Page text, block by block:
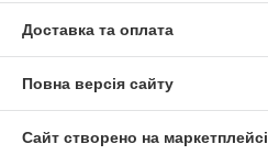
Доставка та оплата
Повна версія сайту
Сайт створено на маркетплейсі